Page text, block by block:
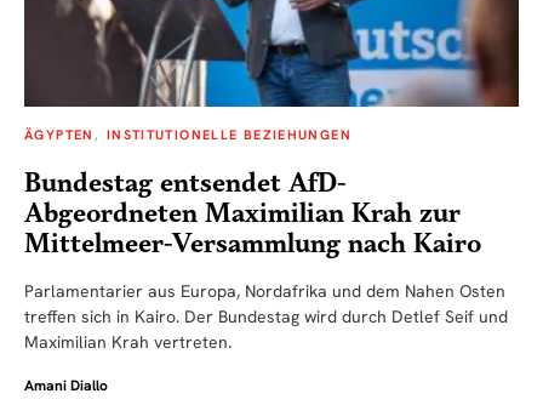
ÄGYPTEN INSTITUTIONELLE BEZIEHUNGEN
Bundestag entsendet AfD-
Abgeordneten Maximilian Krah zur
Mittelmeer-Versammlung nach Kairo
Parlamentarier aus Europa, Nordafrika und dem Nahen Osten
treffen sich in Kairo. Der Bundestag wird durch Detlef Seif und
Maximilian Krah vertreten.
Amani Diallo